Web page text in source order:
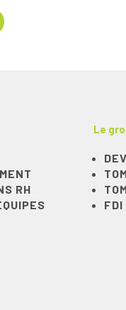
RH
Le
FDI